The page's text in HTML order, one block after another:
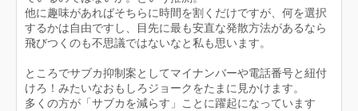
他に趣味があればそちらに時間を割くだけですが、何を選択
するかは自由ですし、目先に最も安直な発散方法があるなら
飛びつくのも不思議ではないなと私も思います。
ところでサブカ抑制案としてマイナンバーや電話番号と紐付
けろ！みたいなおもしろジョークをたまに見かけます。
多くの方が「サブカを減らす」ことに躍起になっています